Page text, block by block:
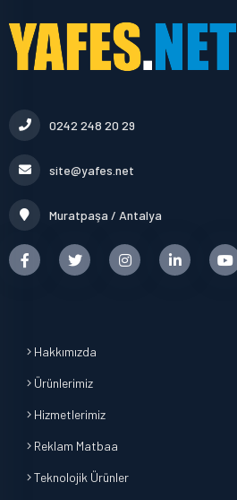
0242 248 20 29
site@yafes.net
Muratpaşa / Antalya
Hakkımızda
Ürünlerimiz
Hizmetlerimiz
Reklam Matbaa
Teknolojik Ürünler